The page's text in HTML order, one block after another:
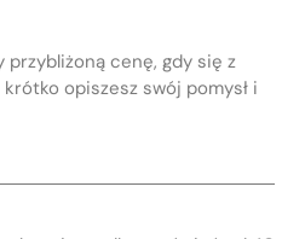
cenę, gdy się z
opiszesz swój pomysł i